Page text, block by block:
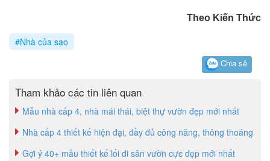
Theo Kiến Thức
#Nhà của sao
Chia sẻ
Tham khảo các tin liên quan
Mẫu nhà cấp 4, nhà mái thái, biệt thự vườn đẹp mới nhất
Nhà cấp 4 thiết kế hiện đại, đầy đủ công năng, thông thoáng
Gợi ý 40+ mẫu thiết kế lối đi sân vườn cực đẹp mới nhất